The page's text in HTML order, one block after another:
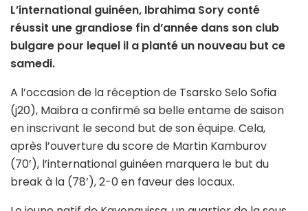
L’international guinéen, Ibrahima Sory conté
réussit une grandiose fin d’année dans son club
bulgare pour lequel il a planté un nouveau but ce
samedi.
A l’occasion de la réception de Tsarsko Selo Sofia
(j20), Maibra a confirmé sa belle entame de saison
en inscrivant le second but de son équipe. Cela,
après l’ouverture du score de Martin Kamburov
(70’), l’international guinéen marquera le but du
break à la (78’), 2-0 en faveur des locaux.